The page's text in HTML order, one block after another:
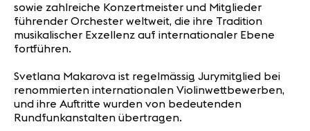
sowie zahlreiche Konzertmeister und Mitglieder
führender Orchester weltweit, die ihre Tradition
musikalischer Exzellenz auf internationaler Ebene
fortführen.
Svetlana Makarova ist regelmässig Jurymitglied bei
renommierten internationalen Violinwettbewerben,
und ihre Auftritte wurden von bedeutenden
Rundfunkanstalten übertragen.